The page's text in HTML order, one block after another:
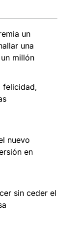
un
una
millón
felicidad,
nuevo
en
sin ceder el